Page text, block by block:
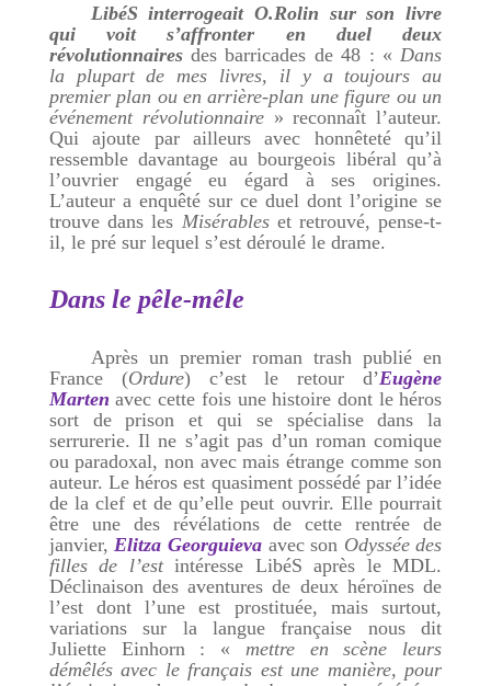
LibéS interrogeait O.Rolin sur son livre
qui voit s’affronter en duel deux
révolutionnairesdes barricades de 48 : « Dans
la plupart de mes livres, il y a toujours au
premier plan ou en arrière-plan une figure ou un
événement révolutionnaire» reconnaît l’auteur.
Qui ajoute par ailleurs avec honnêteté qu’il
ressemble davantage au bourgeois libéral qu’à
l’ouvrier engagé eu égard à ses origines.
L’auteur a enquêté sur ce duel dont l’origine se
trouve dans les Misérableset retrouvé, pense-t-
il, le pré sur lequel s’est déroulé le drame.
Dans le pêle-mêle
Après un premier roman trash publié en
France (Ordure) c’est le retour d’Eugène
Martenavec cette fois une histoire dont le héros
sort de prison et qui se spécialise dans la
serrurerie. Il ne s’agit pas d’un roman comique
ou paradoxal, non avec mais étrange comme son
auteur. Le héros est quasiment possédé par l’idée
de la clef et de qu’elle peut ouvrir. Elle pourrait
être une des révélations de cette rentrée de
janvier,Elitza Georguieva avec son Odyssée des
filles de l’estintéresse LibéS après le MDL.
Déclinaison des aventures de deux héroïnes de
l’est dont l’une est prostituée, mais surtout,
variations sur la langue française nous dit
Juliette Einhorn : « mettre en scène leurs
démêlés avec le français est une manière, pour